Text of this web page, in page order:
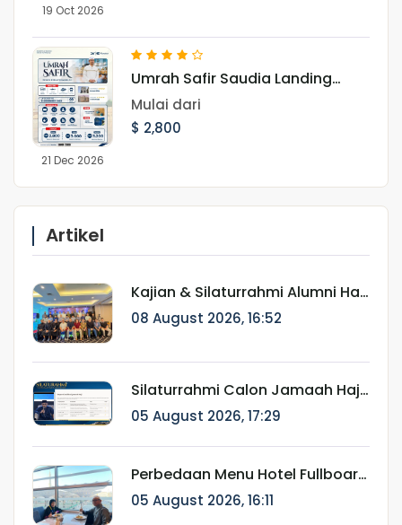
19 Oct 2026
21 Dec 2026
Umrah Safir Saudia Landing
Jeddah 21 Desember 2026
Mulai dari
$ 2,800
Artikel
Kajian & Silaturrahmi Alumni Haji
Munatour 2024–2025:
"Kemabruran Bukan Akhir
08 August 2026, 16:52
Silaturrahmi Calon Jamaah Haji
Munatour 1448 H/2026:
Komitmen Mendampingi
Jamaah Sejak Pendaftaran
hingga Pasca Haji
05 August 2026, 17:29
Perbedaan Menu Hotel Fullboard
Internasional dan Fullboard
Fareast untuk Haji & Umroh
05 August 2026, 16:11